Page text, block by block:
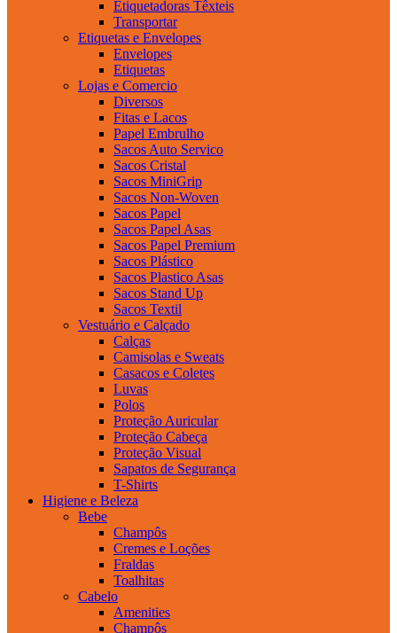
Etiquetadoras Têxteis
Transportar
Etiquetas e Envelopes
Envelopes
Etiquetas
Lojas e Comercio
Diversos
Fitas e Lacos
Papel Embrulho
Sacos Auto Servico
Sacos Cristal
Sacos MiniGrip
Sacos Non-Woven
Sacos Papel
Sacos Papel Asas
Sacos Papel Premium
Sacos Plástico
Sacos Plastico Asas
Sacos Stand Up
Sacos Textil
Vestuário e Calçado
Calças
Camisolas e Sweats
Casacos e Coletes
Luvas
Polos
Proteção Auricular
Proteção Cabeça
Proteção Visual
Sapatos de Segurança
T-Shirts
Higiene e Beleza
Bebe
Champôs
Cremes e Loções
Fraldas
Toalhitas
Cabelo
Amenities
Champôs